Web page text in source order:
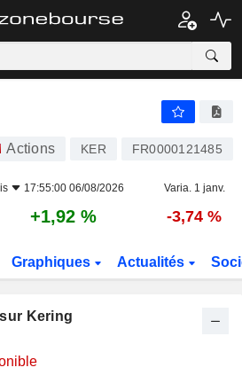
Actions KER FR0000121485
17:55:00 06/08/2026 Varia. 1 janv.
+1,92 % -3,74 %
Graphiques Actualités
Kering